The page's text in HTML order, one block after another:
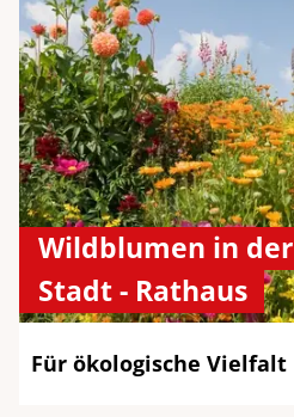
Wildblumen in der
Stadt - Rathaus
Für ökologische Vielfalt